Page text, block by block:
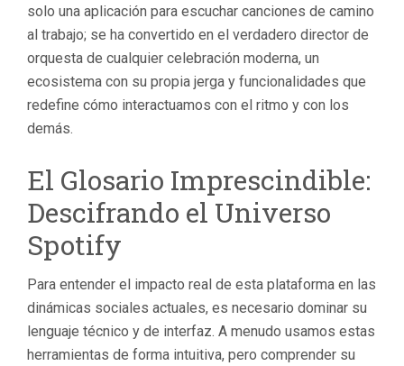
solo una aplicación para escuchar canciones de camino
al trabajo; se ha convertido en el verdadero director de
orquesta de cualquier celebración moderna, un
ecosistema con su propia jerga y funcionalidades que
redefine cómo interactuamos con el ritmo y con los
demás.
El Glosario Imprescindible:
Descifrando el Universo
Spotify
Para entender el impacto real de esta plataforma en las
dinámicas sociales actuales, es necesario dominar su
lenguaje técnico y de interfaz. A menudo usamos estas
herramientas de forma intuitiva, pero comprender su